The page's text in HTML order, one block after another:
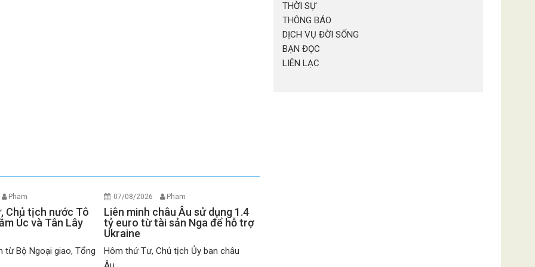
Pham
Chủ tịch nước Tô
Úc và Tân Lây
từ Bộ Ngoại giao, Tổng
07/08/2026 Pham
Liên minh châu Âu sử dụng 1.4
tỷ euro từ tài sản Nga để hỗ trợ
Ukraine
Hôm thứ Tư, Chủ tịch Ủy ban châu
THỜI SỰ
THÔNG BÁO
DỊCH VỤ ĐỜI SỐNG
BẠN ĐỌC
LIÊN LẠC